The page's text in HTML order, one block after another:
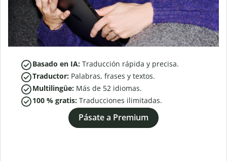
Basado en IA: Traducción rápida y precisa.
Traductor: Palabras, frases y textos.
Multilingüe: Más de 52 idiomas.
100 % gratis: Traducciones ilimitadas.
Pásate a Premium